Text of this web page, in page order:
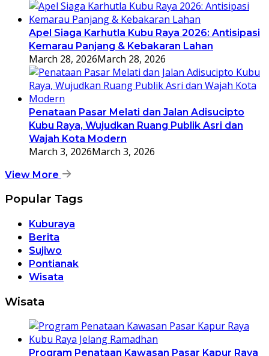
Apel Siaga Karhutla Kubu Raya 2026: Antisipasi
Kemarau Panjang & Kebakaran Lahan
March 28, 2026March 28, 2026
Penataan Pasar Melati dan Jalan Adisucipto
Kubu Raya, Wujudkan Ruang Publik Asri dan
Wajah Kota Modern
March 3, 2026March 3, 2026
View More
Popular Tags
Kuburaya
Berita
Sujiwo
Pontianak
Wisata
Wisata
Program Penataan Kawasan Pasar Kapur Raya